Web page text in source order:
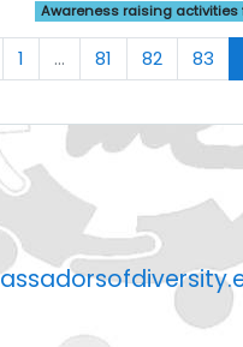
Awareness raising activities
1 … 81 82 83